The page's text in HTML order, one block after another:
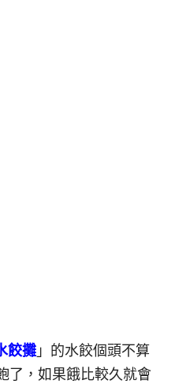
餃攤 」的水餃個頭不算
了，如果餓比較久就會